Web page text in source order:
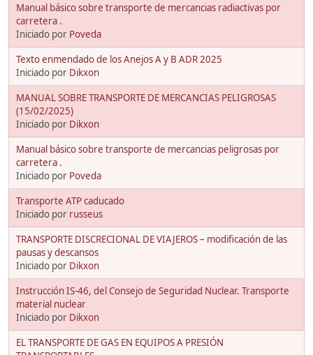
Manual básico sobre transporte de mercancias radiactivas por
carretera .
Iniciado por Poveda
Texto enmendado de los Anejos A y B ADR 2025
Iniciado por Dikxon
MANUAL SOBRE TRANSPORTE DE MERCANCIAS PELIGROSAS
(15/02/2025)
Iniciado por Dikxon
Manual básico sobre transporte de mercancias peligrosas por
carretera .
Iniciado por Poveda
Transporte ATP caducado
Iniciado por russeus
TRANSPORTE DISCRECIONAL DE VIAJEROS – modificación de las
pausas y descansos
Iniciado por Dikxon
Instrucción IS-46, del Consejo de Seguridad Nuclear. Transporte
material nuclear
Iniciado por Dikxon
EL TRANSPORTE DE GAS EN EQUIPOS A PRESIÓN